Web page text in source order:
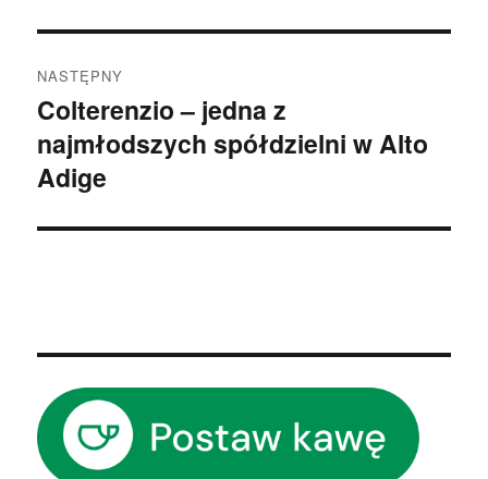
NASTĘPNY
Następny
wpis:
Colterenzio – jedna z
najmłodszych spółdzielni w Alto
Adige